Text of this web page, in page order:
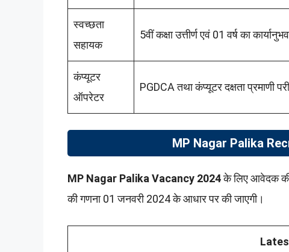
स्वच्छता
सहायक
5वीं कक्षा उत्तीर्ण एवं 01 वर्ष का कार्यानुभव
कंप्यूटर
ऑपरेटर
PGDCA तथा कंप्यूटर दक्षता प्रमाणी
MP Nagar Palika
MP Nagar Palika Vacancy 2024के लिए आवेदक की
की गणना 01 जनवरी 2024 के आधार पर की जाएगी।